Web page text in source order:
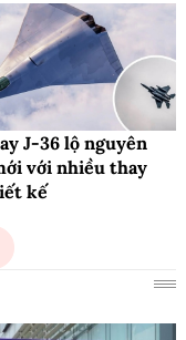
J-36 lộ nguyên
với nhiều thay
kế